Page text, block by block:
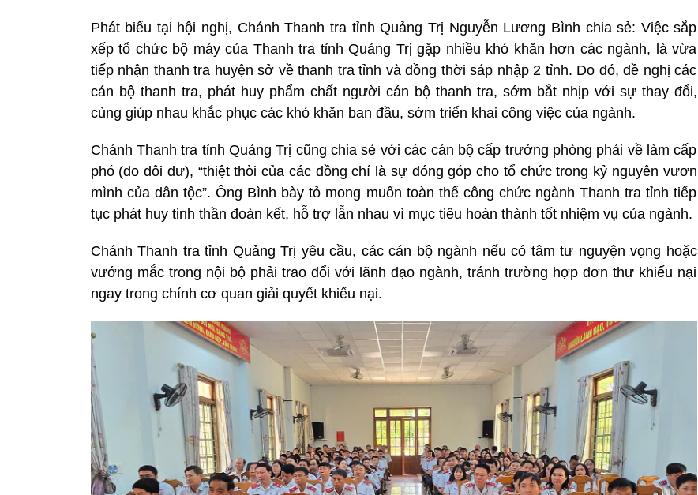
Phát biểu tại hội nghị, Chánh Thanh tra tỉnh Quảng Trị Nguyễn Lương Bình chia sẻ: Việc sắp
xếp tổ chức bộ máy của Thanh tra tỉnh Quảng Trị gặp nhiều khó khăn hơn các ngành, là vừa
tiếp nhận thanh tra huyện sở về thanh tra tỉnh và đồng thời sáp nhập 2 tỉnh. Do đó, đề nghị các
cán bộ thanh tra, phát huy phẩm chất người cán bộ thanh tra, sớm bắt nhịp với sự thay đổi,
cùng giúp nhau khắc phục các khó khăn ban đầu, sớm triển khai công việc của ngành.
Chánh Thanh tra tỉnh Quảng Trị cũng chia sẻ với các cán bộ cấp trưởng phòng phải về làm cấp
phó (do dôi dư), “thiệt thòi của các đồng chí là sự đóng góp cho tổ chức trong kỷ nguyên vươn
mình của dân tộc”. Ông Bình bày tỏ mong muốn toàn thể công chức ngành Thanh tra tỉnh tiếp
tục phát huy tinh thần đoàn kết, hỗ trợ lẫn nhau vì mục tiêu hoàn thành tốt nhiệm vụ của ngành.
Chánh Thanh tra tỉnh Quảng Trị yêu cầu, các cán bộ ngành nếu có tâm tư nguyện vọng hoặc
vướng mắc trong nội bộ phải trao đổi với lãnh đạo ngành, tránh trường hợp đơn thư khiếu nại
ngay trong chính cơ quan giải quyết khiếu nại.